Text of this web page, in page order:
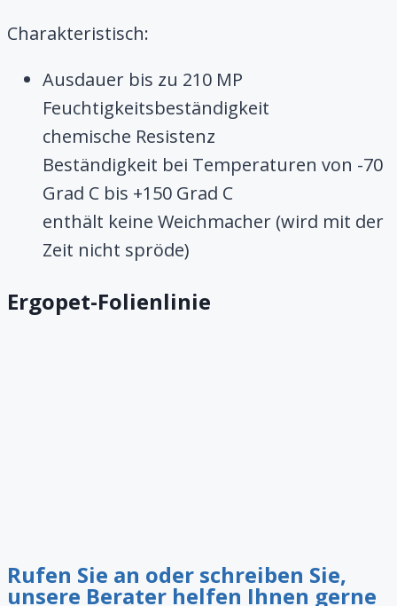
Charakteristisch:
Ausdauer bis zu 210 MP
Feuchtigkeitsbeständigkeit
chemische Resistenz
Beständigkeit bei Temperaturen von -70
Grad C bis +150 Grad C
enthält keine Weichmacher (wird mit der
Zeit nicht spröde)
Ergopet-Folienlinie
Rufen Sie an oder schreiben Sie,
unsere Berater helfen Ihnen gerne